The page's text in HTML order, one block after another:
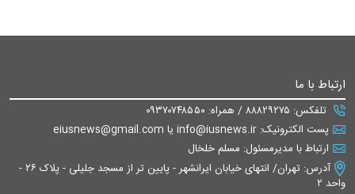
ارتباط با ما
تلفکس: ۸۸۸۲۹۲۷۵ / همراه: ۰۹۳۷۰۷۴۸۵۵۰
پست الکترونیک: info@iusnews.ir یا eiusnews@gmail.com
ارتباط با مدیرمسئول: مسلم خلخال
آدرس: تهران/ انتهای خیابان ایرانشهر - پایین تر از مسجد جلیلی - پلاک ۲۶ -
واحد ۲